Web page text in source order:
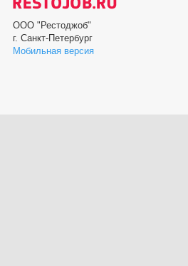
ООО "Рестоджоб"
г. Санкт-Петербург
Мобильная версия